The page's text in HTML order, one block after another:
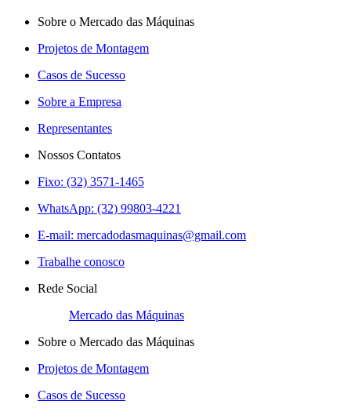
Sobre o Mercado das Máquinas
Projetos de Montagem
Casos de Sucesso
Sobre a Empresa
Representantes
Nossos Contatos
Fixo: (32) 3571-1465
WhatsApp: (32) 99803-4221
E-mail: mercadodasmaquinas@gmail.com
Trabalhe conosco
Rede Social
Mercado das Máquinas
Sobre o Mercado das Máquinas
Projetos de Montagem
Casos de Sucesso